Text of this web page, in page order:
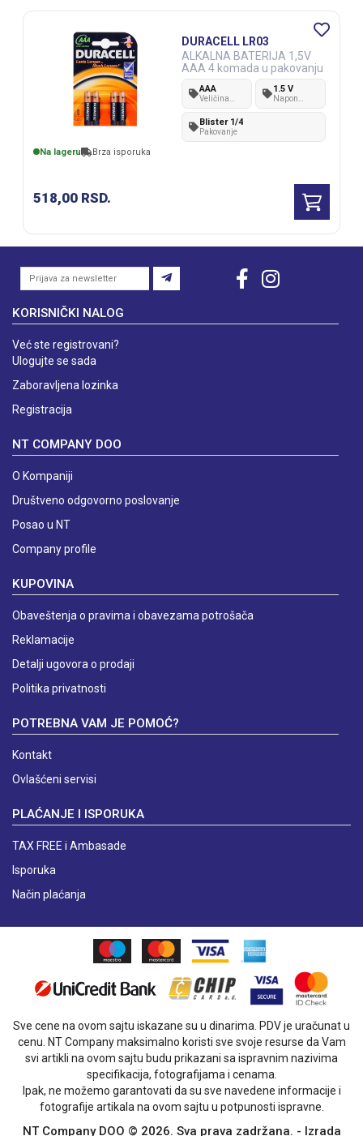
Na lageru Brza isporuka
518,00 RSD.
DURACELL LR03
ALKALNA BATERIJA 1,5V
AAA 4 komada u pakovanju
AAA
Veličina
1.5 V
Napon
Blister 1/4
Pakovanje
KORISNIČKI NALOG
Već ste registrovani?
Ulogujte se sada
Zaboravljena lozinka
Registracija
NT COMPANY DOO
O Kompaniji
Društveno odgovorno poslovanje
Posao u NT
Company profile
KUPOVINA
Obaveštenja o pravima i obavezama potrošača
Reklamacije
Detalji ugovora o prodaji
Politika privatnosti
POTREBNA VAM JE POMOĆ?
Kontakt
Ovlašćeni servisi
PLAĆANJE I ISPORUKA
TAX FREE i Ambasade
Isporuka
Način plaćanja
Sve cene na ovom sajtu iskazane su u dinarima. PDV je uračunat u
cenu. NT Company maksimalno koristi sve svoje resurse da Vam
svi artikli na ovom sajtu budu prikazani sa ispravnim nazivima
specifikacija, fotografijama i cenama.
Ipak, ne možemo garantovati da su sve navedene informacije i
fotografije artikala na ovom sajtu u potpunosti ispravne.
NT Company DOO © 2026. Sva prava zadržana. - Izrada